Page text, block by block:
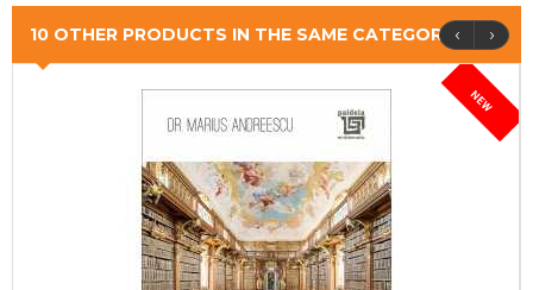
10 OTHER PRODUCTS IN THE SAME CATEGORY ‹ ›
NEW